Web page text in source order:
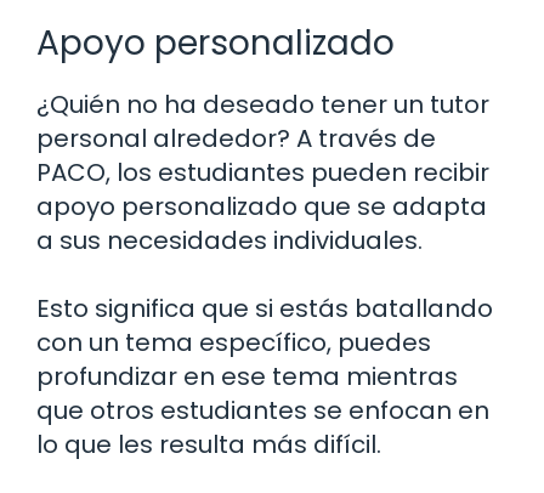
Apoyo personalizado
¿Quién no ha deseado tener un tutor
personal alrededor? A través de
PACO, los estudiantes pueden recibir
apoyo personalizado que se adapta
a sus necesidades individuales.
Esto significa que si estás batallando
con un tema específico, puedes
profundizar en ese tema mientras
que otros estudiantes se enfocan en
lo que les resulta más difícil.